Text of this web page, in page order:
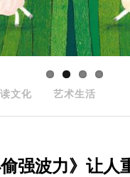
文化 艺术生活
强波力》让人